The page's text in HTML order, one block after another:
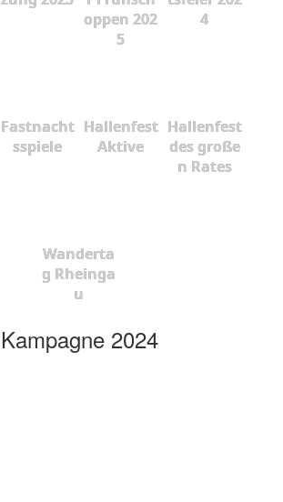
oppen 202
5
4
Fastnacht
sspiele
Hallenfest
Aktive
Hallenfest
des große
n Rates
Wanderta
g Rheinga
u
Kampagne 2024